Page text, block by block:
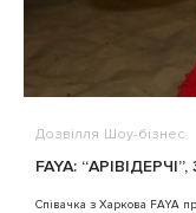
Дозвілля Шоу-бізнес
FAYA:
Співачка з Харкова FAYA